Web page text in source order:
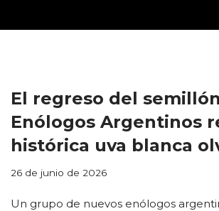
El regreso del
Enólogos Argentinos
histórica uva blanca
26 de junio de 2026
Un grupo de nuevos enólogos